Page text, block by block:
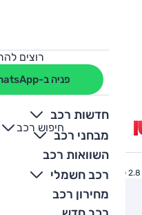
רוצים
פניה ב-WhatsApp
חדשות רכב
מבחני רכב
השוואות רכב
רכב חשמלי
מחירון רכב
חיפוש רכב
+
-